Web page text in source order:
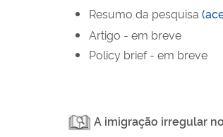
Resumo da pesquisa
Artigo - em breve
Policy brief- em breve
A imigração irregular